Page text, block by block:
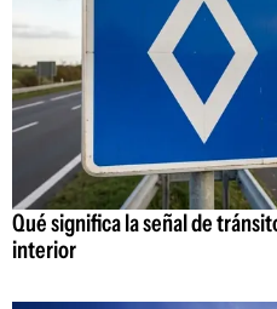
Qué significa la señal de
interior